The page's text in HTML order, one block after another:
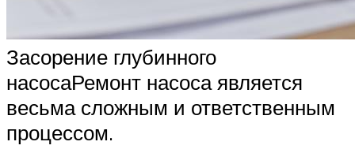
Засорение глубинного
насосаРемонт насоса является
весьма сложным и ответственным
процессом.